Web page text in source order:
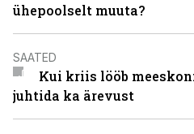
ühepoolselt muuta?
SAATED
Kui kriis lööb
juhtida ka ärevust